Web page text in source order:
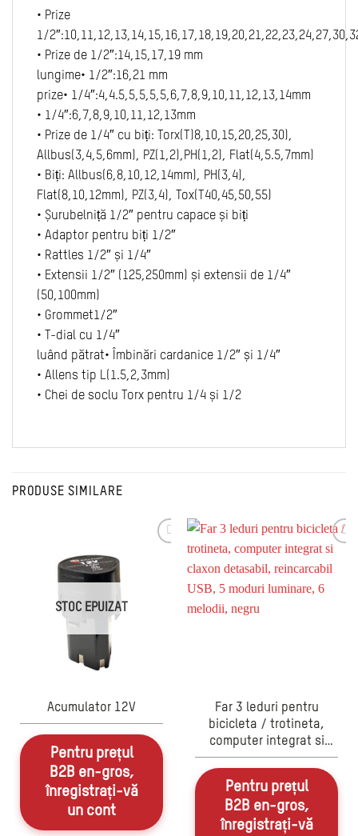
• Prize
1/
• Prize de 1/2″:14,15,17,19 mm
lungime• 1/2″:16,21 mm
prize• 1/4″:4,4.5,5,5,5,5,6,7,8,9,10,11,12,13,14mm
• 1/4″:6,7,8,9,10,11,12,13mm
• Prize de 1/4″ cu biți: Torx(T)8,10,15,20,25,30),
Allbus(3,4,5,6mm), PZ(1,2),PH(1,2), Flat(4,5.5,7mm)
• Biți: Allbus(6,8,10,12,14mm), PH(3,4),
Flat(8,10,12mm), PZ(3,4), Tox(T40,45,50,55)
• Șurubelniță 1/2″ pentru capace și biți
• Adaptor pentru biți 1/2″
• Rattles 1/2″ și 1/4″
• Extensii 1/2″ (125,250mm) și extensii de 1/4″
(50,100mm)
• Grommet1/2″
• T-dial cu 1/4″
luând pătrat• Îmbinări cardanice 1/2″ și 1/4″
• Allens tip L(1.5,2,3mm)
• Chei de soclu Torx pentru 1/4 și 1/2
PRODUSE SIMILARE
STOC EPUIZAT
Acumulator 12V
Pentru prețul
B2B en-gros,
înregistrați-vă
un cont
Far 3 leduri pentru
bicicleta / trotineta,
computer integrat si
claxon detasabil,
moduri luminare, 6
melodii, negru
Pentru prețul
B2B en-gros,
înregistrați-vă